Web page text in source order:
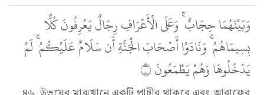
وَبَيْنَهُمَا حِجَابٌ ۚ وَعَلَى الْأَعْرَافِ رِجَالٌ يَعْرِفُونَ كُلًّا
بِسِيمَاهُمْ ۚ وَنَادَوْا أَصْحَابَ الْجَنَّةِ أَن سَلَامٌ عَلَيْكُمْ ۚ لَمْ
يَدْخُلُوهَا وَهُمْ يَطْمَعُونَ ۝
৪৬. উভয়ের মাঝখানে একটি প্রাচীর থাকবে এবং আরাফের